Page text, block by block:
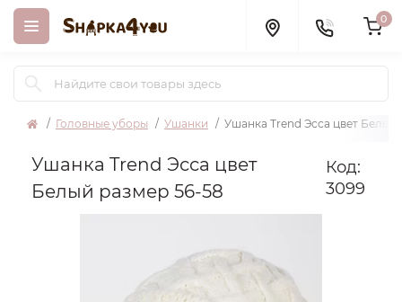
0
Головные уборы Ушанки Ушанка Trend Эсса цвет Белый
Ушанка Trend Эсса цвет
Белый размер 56-58
Код:
3099